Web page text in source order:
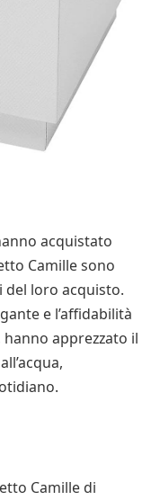
acquistato
Camille sono
loro acquisto.
e l’affidabilità
apprezzato il
Camille di